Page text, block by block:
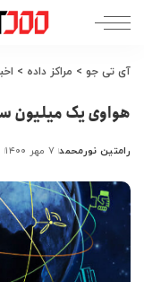
آی تی جو > مراکز داده >
هواوی یک میلیون
ارسال
توسط
رامتین نورمحمد ۷ مهر ۱۴۰۰